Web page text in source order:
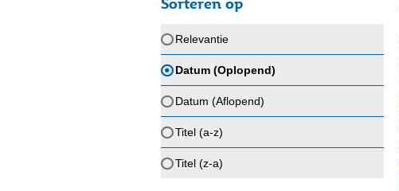
Relevantie
Datum (Oplopend)
Datum (Aflopend)
Titel (a-z)
Titel (z-a)